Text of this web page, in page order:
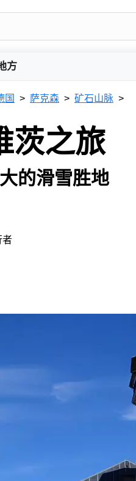
方
国 萨克森 矿石山脉
茨之旅
的滑雪胜地
者